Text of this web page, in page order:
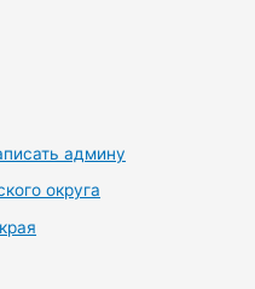
админу
округа